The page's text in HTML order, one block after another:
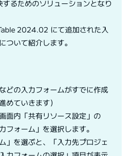
するためのソリューションとなり
2024.02 にて追加された入
ついて紹介します。
どの入力フォームがすでに作成
めていきます）
面内「共有リソース設定」の
フォーム」を選択します。
」を選ぶと、「入力先プロジェ